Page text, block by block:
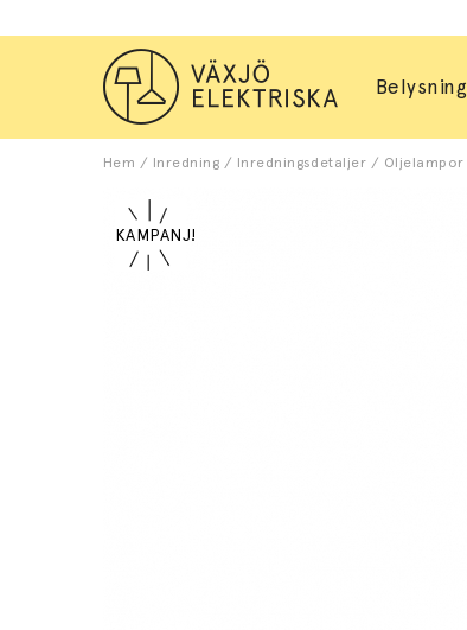
Belysning
Hem / Inredning / Inredningsdetaljer / Oljelampor